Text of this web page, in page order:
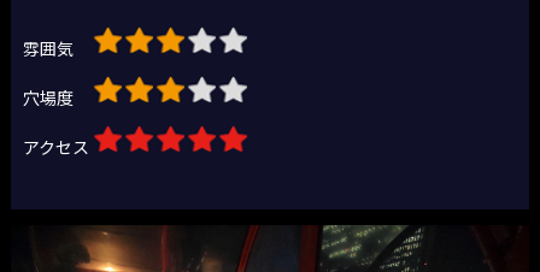
雰囲気
穴場度
アクセス